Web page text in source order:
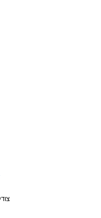
מרץ 3,
צודק!